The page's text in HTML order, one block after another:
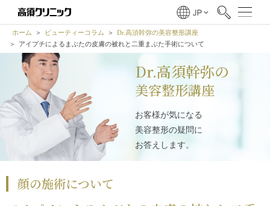
ホーム ビューティーコラム
Dr.高須幹弥の美容整形講座
アイプチによるまぶたの皮膚の被れと二重まぶた手術について
Dr.高須幹弥の
美容整形講座
お客様が気になる
美容整形の疑問に
お答えします。
顔の施術について